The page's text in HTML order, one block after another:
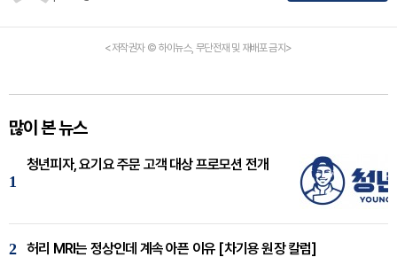
<저작권자 © 하이뉴스, 무단전재 및 재배포 금지>
많이 본 뉴스
1
청년피자, 요기요 주문 고객 대상 프로모션 전개
2 허리 MRI는 정상인데 계속 아픈 이유 [차기용 원장 칼럼]